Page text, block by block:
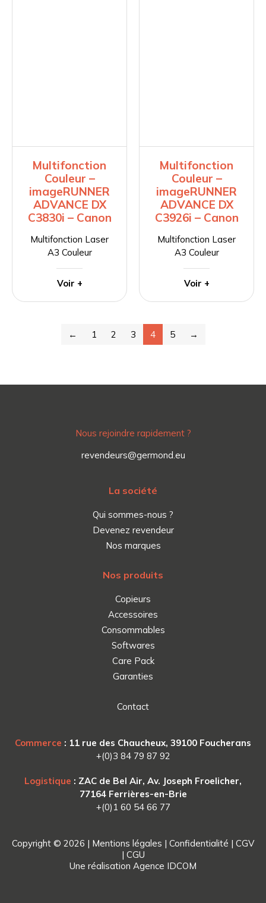
Multifonction
Couleur –
imageRUNNER
ADVANCE DX
C3830i – Canon
Multifonction Laser
A3 Couleur
Voir +
Multifonction
Couleur –
imageRUNNER
ADVANCE DX
C3926i – Canon
Multifonction Laser
A3 Couleur
Voir +
← 1 2 3 4 5 →
Nous rejoindre rapidement ?
revendeurs@germond.eu
La société
Qui sommes-nous ?
Devenez revendeur
Nos marques
Nos produits
Copieurs
Accessoires
Consommables
Softwares
Care Pack
Garanties
Contact
Commerce : 11 rue des Chaucheux, 39100 Foucherans
+(0)3 84 79 87 92
Logistique : ZAC de Bel Air, Av. Joseph Froelicher,
77164 Ferrières-en-Brie
+(0)1 60 54 66 77
Copyright © 2026 | Mentions légales | Confidentialité | CGV
| CGU
Une réalisation Agence IDCOM